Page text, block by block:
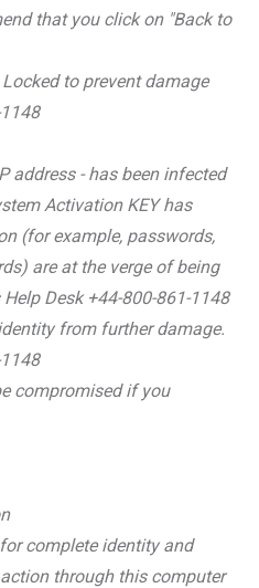
that you click on "Back to
to prevent damage
address - has been infected
Activation KEY has
(for example, passwords,
are at the verge of being
Desk +44-800-861-1148
from further damage.
compromised if you
complete identity and
through this computer